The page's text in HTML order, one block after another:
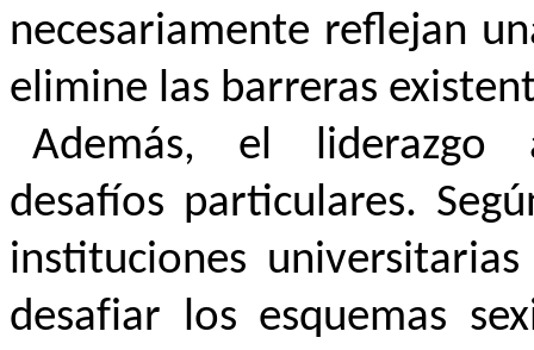
necesariamente reflejan
elimine las barreras
Además, el liderazgo
desafíos particulares.
instituciones
desafiar los esquemas